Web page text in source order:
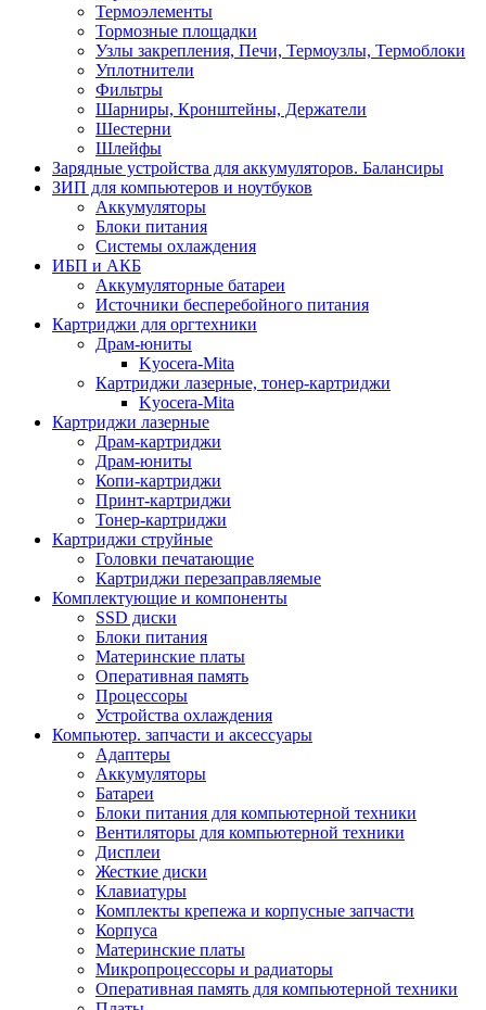
Термоэлементы
Тормозные площадки
Узлы закрепления, Печи, Термоузлы, Термоблоки
Уплотнители
Фильтры
Шарниры, Кронштейны, Держатели
Шестерни
Шлейфы
Зарядные устройства для аккумуляторов. Балансиры
ЗИП для компьютеров и ноутбуков
Аккумуляторы
Блоки питания
Системы охлаждения
ИБП и АКБ
Аккумуляторные батареи
Источники бесперебойного питания
Картриджи для оргтехники
Драм-юниты
Kyocera-Mita
Картриджи лазерные, тонер-картриджи
Kyocera-Mita
Картриджи лазерные
Драм-картриджи
Драм-юниты
Копи-картриджи
Принт-картриджи
Тонер-картриджи
Картриджи струйные
Головки печатающие
Картриджи перезаправляемые
Комплектующие и компоненты
SSD диски
Блоки питания
Материнские платы
Оперативная память
Процессоры
Устройства охлаждения
Компьютер. запчасти и аксессуары
Адаптеры
Аккумуляторы
Батареи
Блоки питания для компьютерной техники
Вентиляторы для компьютерной техники
Дисплеи
Жесткие диски
Клавиатуры
Комплекты крепежа и корпусные запчасти
Корпуса
Материнские платы
Микропроцессоры и радиаторы
Оперативная память для компьютерной техники